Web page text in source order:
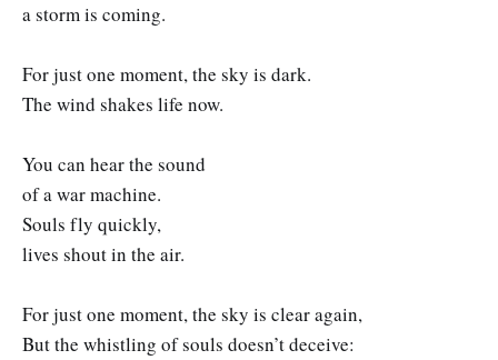
a storm is coming.
For just one moment, the sky is dark.
The wind shakes life now.
You can hear the sound
of a war machine.
Souls fly quickly,
lives shout in the air.
For just one moment, the sky is clear again,
But the whistling of souls doesn’t deceive: